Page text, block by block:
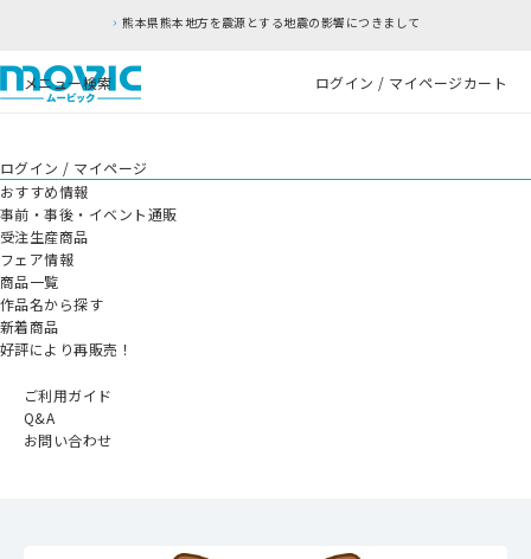
熊本県熊本地方を震源とする地震の影響につきまして
メニュー検索 ログイン / マイページカート
ログイン / マイページ
おすすめ情報
事前・事後・イベント通販
受注生産商品
フェア情報
商品一覧
作品名から探す
新着商品
好評により再販売！
ご利用ガイド
Q&A
お問い合わせ